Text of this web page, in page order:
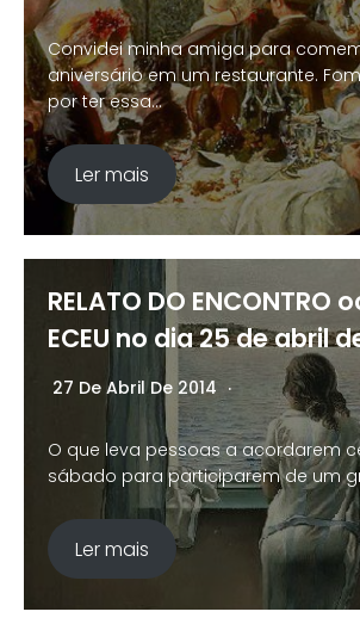
Convidei minha amiga para
aniversário em um restaurante.
por ter essa…
Ler mais
RELATO DO ENCONTRO
ECEU no dia 25 de abril
27 De Abril De 2014 Nenhum
O que leva pessoas a acordarem
sábado para participarem de um
Ler mais